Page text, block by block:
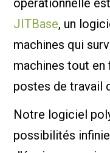
opérationnelle
JITBase, un
machines qui
machines tout
postes de travail
Notre logiciel
possibilités